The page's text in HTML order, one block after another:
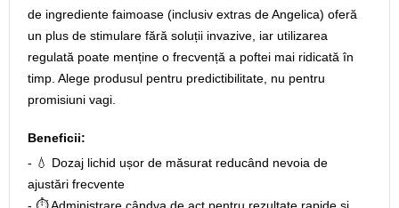
de ingrediente faimoase (inclusiv extras de Angelica) oferă
un plus de stimulare fără soluții invazive, iar utilizarea
regulată poate menține o frecvență a poftei mai ridicată în
timp. Alege produsul pentru predictibilitate, nu pentru
promisiuni vagi.
Beneficii:
- 💧 Dozaj lichid ușor de măsurat reducând nevoia de
ajustări frecvente